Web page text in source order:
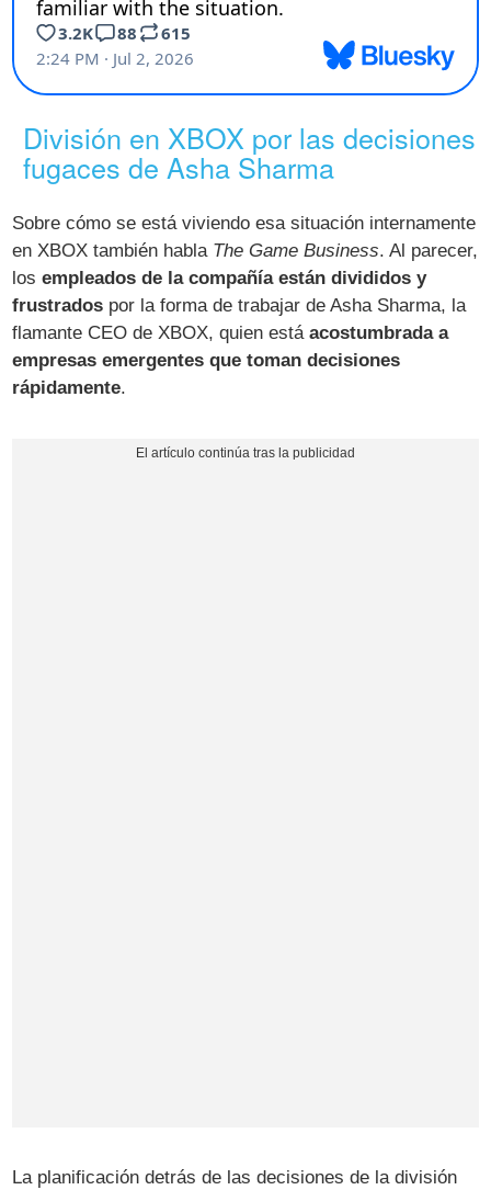
División en XBOX por las decisiones
fugaces de Asha Sharma
Sobre cómo se está viviendo esa situación internamente
en XBOX también habla The Game Business. Al parecer,
losempleados de la compañía están divididos y
frustrados por la forma de trabajar de Asha Sharma, la
flamante CEO de XBOX, quien estáacostumbrada a
empresas emergentes que toman decisiones
rápidamente.
La planificación detrás de las decisiones de la división